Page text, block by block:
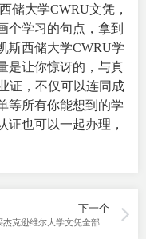
储大学CWRU文凭，
个学习的句点，拿到
斯西储大学CWRU学
是让你惊讶的，与真
证，不仅可以连同成
等所有你能想到的学
证也可以一起办理，
下一个
在线购买杰克逊维尔大学文凭全部攻略及注意事项